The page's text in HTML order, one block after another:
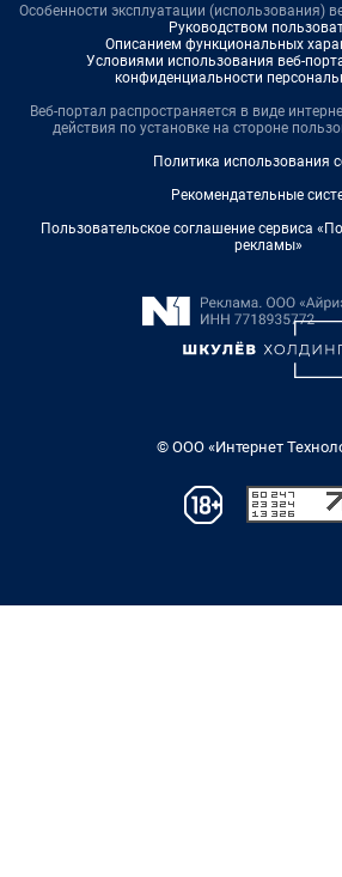
Особенности эксплуатации (использования)
Руководством
Описанием функциональных
Условиями использования веб-
конфиденциальности
Веб-портал распространяется в виде
действия по установке на стороне
Политика использования
Рекомендательные
Пользовательское соглашение сервиса
рекламы»
© ООО «Интернет